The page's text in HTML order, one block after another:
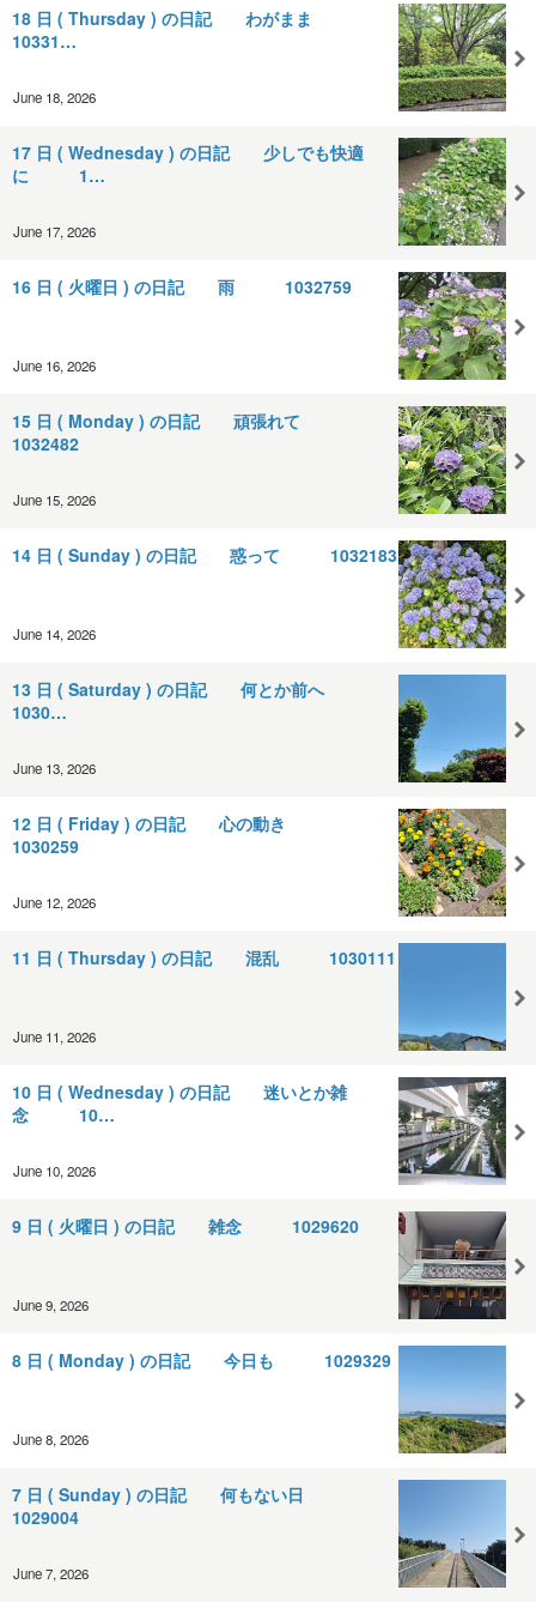
18 日 ( Thursday ) の日記 わがまま
10331…
June 18, 2026
17 日 ( Wednesday ) の日記 少しでも快適
に 1…
June 17, 2026
16 日 ( 火曜日 ) の日記 雨 1032759
June 16, 2026
15 日 ( Monday ) の日記 頑張れて
1032482
June 15, 2026
14 日 ( Sunday ) の日記 惑って 1032183
June 14, 2026
13 日 ( Saturday ) の日記 何とか前へ
1030…
June 13, 2026
12 日 ( Friday ) の日記 心の動き
1030259
June 12, 2026
11 日 ( Thursday ) の日記 混乱 1030111
June 11, 2026
10 日 ( Wednesday ) の日記 迷いとか雑
念 10…
June 10, 2026
9 日 ( 火曜日 ) の日記 雑念 1029620
June 9, 2026
8 日 ( Monday ) の日記 今日も 1029329
June 8, 2026
7 日 ( Sunday ) の日記 何もない日
1029004
June 7, 2026